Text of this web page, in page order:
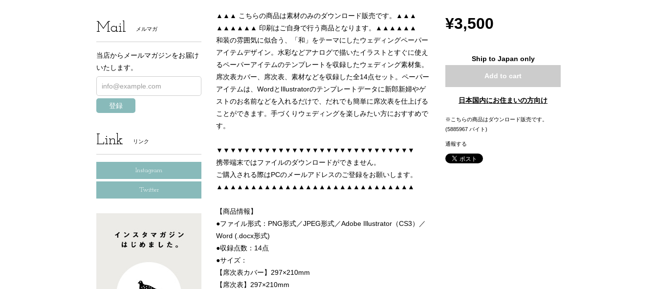
▲▲▲ こちらの商品は素材のみのダウンロード販売です。▲▲▲
▲▲▲▲▲▲ 印刷はご自身で行う商品となります。▲▲▲▲▲▲
和装の雰囲気に似合う、「和」をテーマにしたウェディングペーパー
アイテムデザイン。水彩などアナログで描いたイラストとすぐに使え
るペーパーアイテムのテンプレートを収録したウェディング素材集。
席次表カバー、席次表、素材などを収録した全14点セット。ペーパー
アイテムは、WordとIllustratorのテンプレートデータに新郎新婦やゲ
ストのお名前などを入れるだけで、だれでも簡単に席次表を仕上げる
ことができます。手づくりウェディングを楽しみたい方におすすめで
す。
▼▼▼▼▼▼▼▼▼▼▼▼▼▼▼▼▼▼▼▼▼▼▼▼▼▼▼▼▼
携帯端末ではファイルのダウンロードができません。
ご購入される際はPCのメールアドレスのご登録をお願いします。
▲▲▲▲▲▲▲▲▲▲▲▲▲▲▲▲▲▲▲▲▲▲▲▲▲▲▲▲▲
【商品情報】
●ファイル形式：PNG形式／JPEG形式／Adobe Illustrator（CS3）／
Word (.docx形式)
●収録点数：14点
●サイズ：
【席次表カバー】297×210mm
【席次表】297×210mm
¥3,500
Ship to Japan only
Add to cart
日本国内にお住まいの方向け
※こちらの商品はダウンロード販売です。
(5885967 バイト)
通報する
Mail メルマガ
当店からメールマガジンをお届け
いたします。
登録
Link リンク
Instagram
Twitter